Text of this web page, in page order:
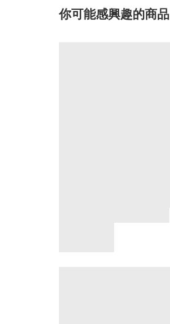
你可能感興趣的商品